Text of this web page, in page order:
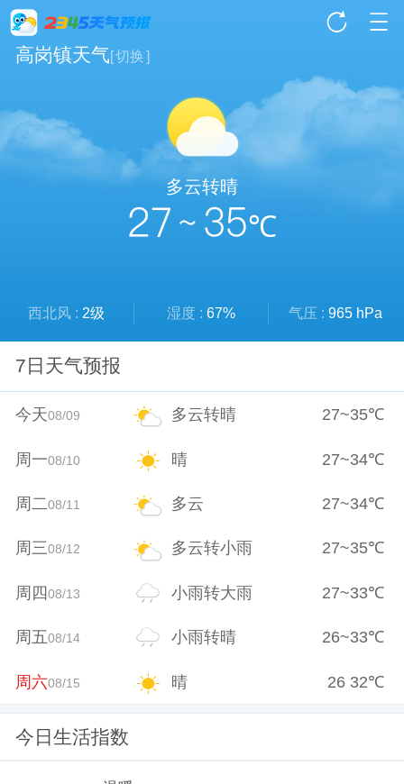
高岗镇天气[切换]
多云转晴
27 ~ 35℃
西北风 : 2级 湿度 : 67% 气压 : 965 hPa
7日天气预报
今天08/09 多云转晴 27~35℃
周一08/10 晴 27~34℃
周二08/11 多云 27~34℃
周三08/12 多云转小雨 27~35℃
周四08/13 小雨转大雨 27~33℃
周五08/14 小雨转晴 26~33℃
周六08/15 晴 26 32℃
今日生活指数